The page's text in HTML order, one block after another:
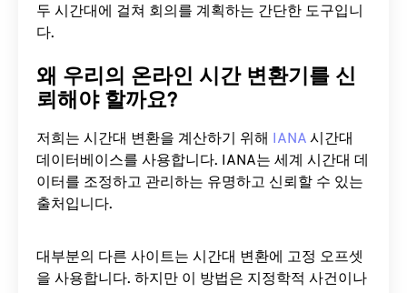
두 시간대에 걸쳐 회의를 계획하는 간단한 도구입니
다.
왜 우리의 온라인 시간 변환기를 신
뢰해야 할까요?
저희는 시간대 변환을 계산하기 위해 IANA 시간대
데이터베이스를 사용합니다. IANA는 세계 시간대 데
이터를 조정하고 관리하는 유명하고 신뢰할 수 있는
출처입니다.
대부분의 다른 사이트는 시간대 변환에 ​​고정 오프셋
을 사용합니다. 하지만 이 방법은 지정학적 사건이나